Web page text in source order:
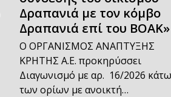
Δραπανιά με τον κόμβο
Δραπανιά επί του ΒΟΑΚ»
Ο ΟΡΓΑΝΙΣΜΟΣ ΑΝΑΠΤΥΞΗΣ
ΚΡΗΤΗΣ Α.Ε. προκηρύσσει
Διαγωνισμό με αρ. 16/2026 κάτω
των ορίων με ανοικτή…